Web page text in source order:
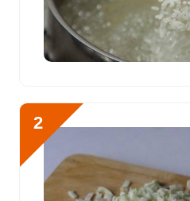
Витамин К
Калий
Кальций
Кремний
2